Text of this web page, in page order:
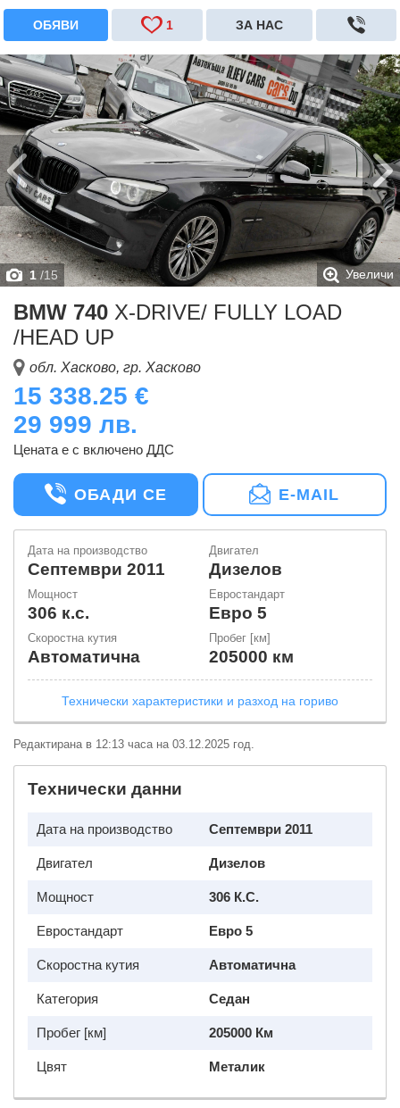
ОБЯВИ 1 ЗА НАС
Увеличи
1 /15
BMW 740 X-DRIVE/ FULLY LOAD
/HEAD UP
обл. Хасково, гр. Хасково
15 338.25 €
29 999 лв.
Цената е с включено ДДС
ОБАДИ СЕ E-MAIL
Дата на производство
септември 2011
Двигател
Дизелов
Мощност
306 к.с.
Евростандарт
Евро 5
Скоростна кутия
Автоматична
Пробег [км]
205000 км
Технически характеристики и разход на гориво
Редактирана в 12:13 часа на 03.12.2025 год.
Технически данни
Дата на производство Септември 2011
Двигател Дизелов
Мощност 306 К.с.
Евростандарт Евро 5
Скоростна кутия Автоматична
Категория Седан
Пробег [км] 205000 Км
Цвят Металик